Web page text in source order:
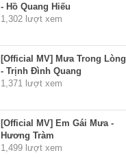
- Hồ Quang Hiếu
1,302 lượt xem
[Official MV] Mưa Trong Lòng
- Trịnh Đình Quang
1,371 lượt xem
[Official MV] Em Gái Mưa -
Hương Tràm
1,499 lượt xem